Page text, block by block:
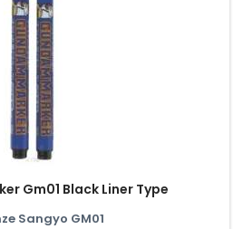
Gm01 Black Liner Type
Sangyo GM01